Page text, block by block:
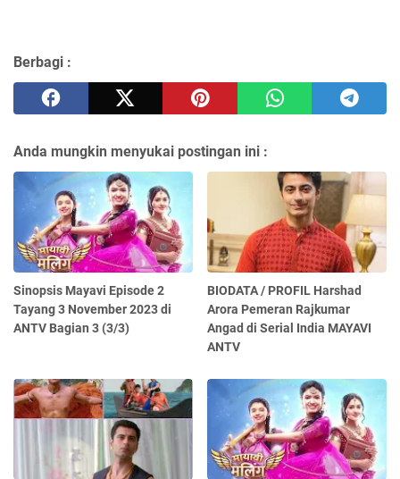
Berbagi :
Anda mungkin menyukai postingan ini :
Sinopsis Mayavi Episode 2
Tayang 3 November 2023 di
ANTV Bagian 3 (3/3)
BIODATA / PROFIL Harshad
Arora Pemeran Rajkumar
Angad di Serial India MAYAVI
ANTV